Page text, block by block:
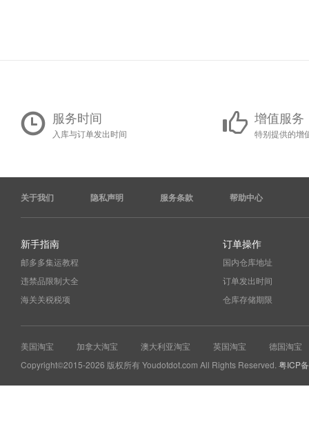
服务时间
入库与订单发出时间
增值服务
特别提供的增
关于我们 隐私声明 服务条款 帮助中心
新手指南
邮多多集运教程
违禁品限制大全
海关关税税项
订单操作
国内仓库地址
订单发出时间
仓库存储期限
美国淘宝 加拿大淘宝 澳大利亚淘宝 英国淘宝
德国淘宝
Copyright©2015-2026 版权所有 Youdotdot.com All Rights Reserved. 粤ICP